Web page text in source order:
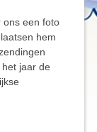
ons een foto
hem
jaar de